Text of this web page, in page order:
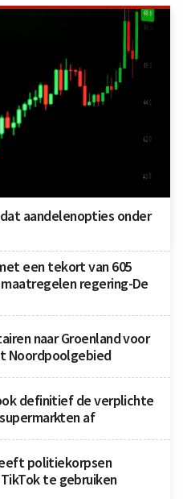
aandelenopties onder
een tekort van 605
regering-De
naar Groenland voor
Noordpoolgebied
definitief de verplichte
af
politiekorpsen
te gebruiken